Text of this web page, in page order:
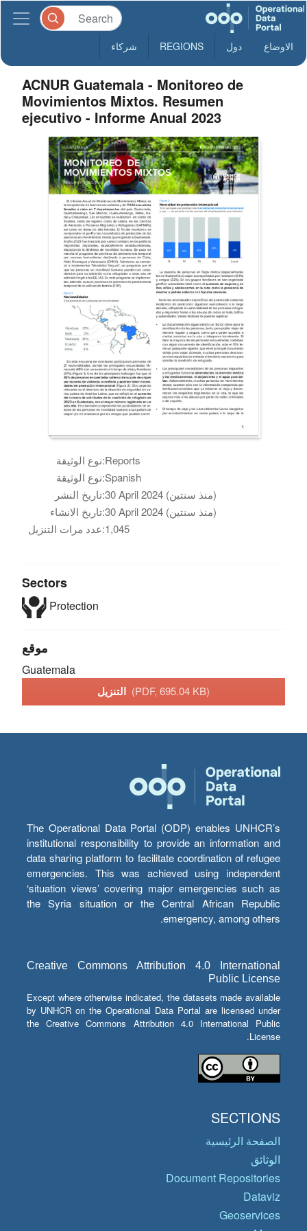
الاوضاع دول REGIONS شركاء
ACNUR Guatemala - Monitoreo de
Movimientos Mixtos. Resumen
ejecutivo - Informe Anual 2023
نوع الوثيقة:Reports
نوع الوثيقة:Spanish
تاريخ النشر:
30 April 2024 (منذ سنتين)
تاريخ الانشاء:
30 April 2024 (منذ سنتين)
عدد مرات التنزيل:1,045
Sectors
Protection
موقع
Guatemala
(PDF, 695.04 KB)
The Operational Data Portal (ODP) enables UNHCR’s
institutional responsibility to provide an information and
data sharing platform to facilitate coordination of refugee
emergencies. This was achieved using independent
‘situation views’ covering major emergencies such as
the Syria situation or the Central African Republic
emergency, among others.
Creative Commons Attribution 4.0 International
Public License
Except where otherwise indicated, the datasets made available
by UNHCR on the Operational Data Portal are licensed under
the Creative Commons Attribution 4.0 International Public
License.
SECTIONS
الصفحة الرئيسية
الوثائق
Document Repositories
Dataviz
Geoservices